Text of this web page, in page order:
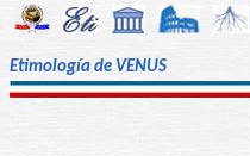
Etimología de VENUS